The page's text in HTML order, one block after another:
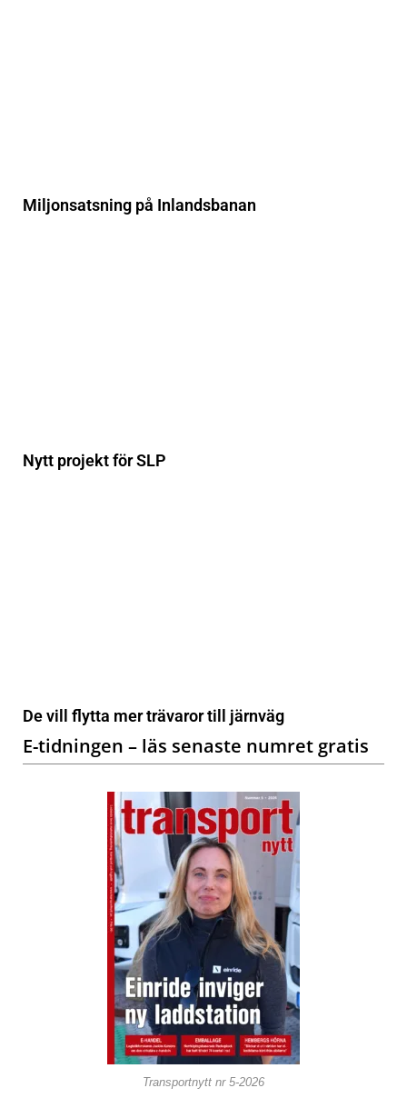
Miljonsatsning på Inlandsbanan
Nytt projekt för SLP
De vill flytta mer trävaror till järnväg
E-tidningen – läs senaste numret gratis
Transportnytt nr 5-2026